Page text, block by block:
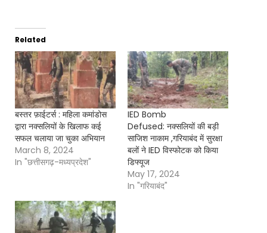
Related
बस्तर फ़ाईटर्स : महिला कमांडोस
द्वारा नक्सलियों के खिलाफ कई
सफल चलाया जा चुका अभियान
March 8, 2024
In "छत्तीसगढ़-मध्यप्रदेश"
IED Bomb
Defused: नक्सलियों की बड़ी
साजिश नाकाम ,गरियाबंद में सुरक्षा
बलों ने IED विस्फोटक को किया
डिफ्यूज
May 17, 2024
In "गरियाबंद"